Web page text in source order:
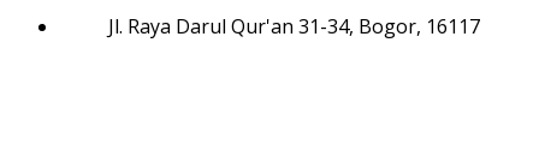
Jl. Raya Darul Qur'an 31-34, Bogor, 16117